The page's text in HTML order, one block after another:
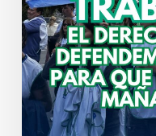
—
El
derecho
que
defendemos